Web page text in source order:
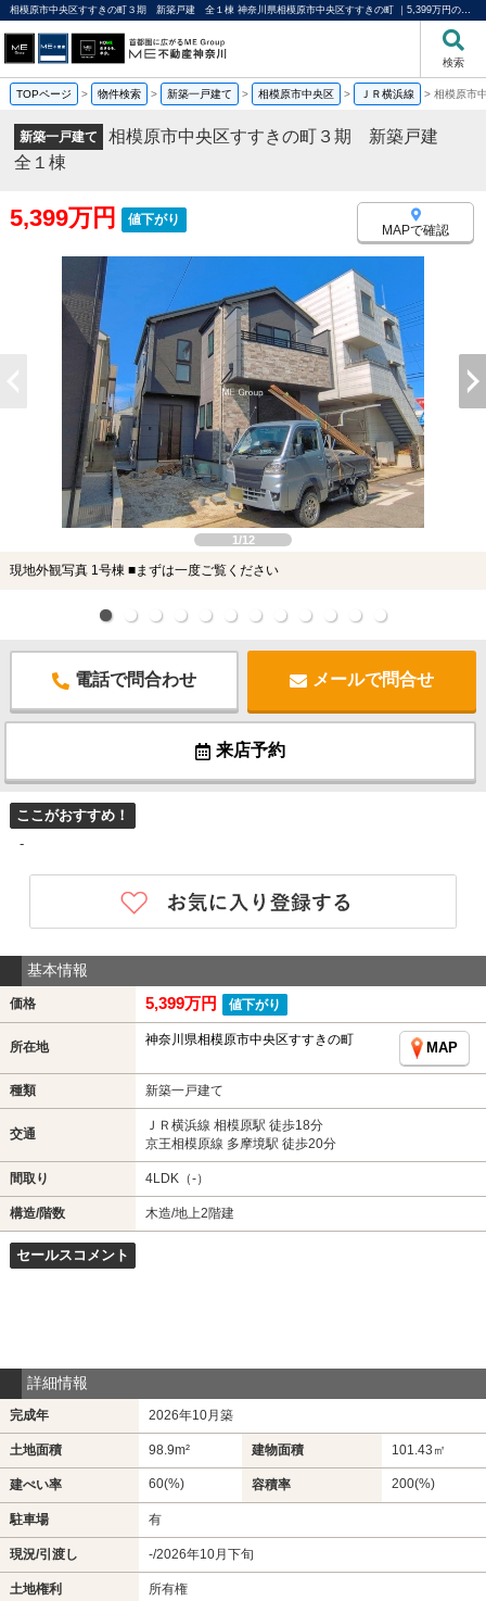
相模原市中央区すすきの町３期 新築戸建 全１棟 神奈川県相模原市中央区すすきの町 ｜5,399万円の新築一戸建て｜分譲住宅や新築物件｜ME不動産神奈川
検索
TOPページ > 物件検索 > 新築一戸建て > 相模原市中央区 > ＪＲ横浜線 > 相模原市
新築一戸建て
相模原市中央区すすきの町３期 新築戸建
全１棟
5,399万円 値下がり
MAPで確認
1/12
現地外観写真 1号棟 ■まずは一度ご覧ください
電話で問合わせ メールで問合せ
来店予約
ここがおすすめ！
-
基本情報
価格 5,399万円 値下がり
所在地 神奈川県相模原市中央区すすきの町
MAP
種類 新築一戸建て
交通
ＪＲ横浜線 相模原駅 徒歩18分
京王相模原線 多摩境駅 徒歩20分
間取り 4LDK（-）
構造/階数 木造/地上2階建
セールスコメント
詳細情報
完成年 2026年10月築
土地面積 98.9m² 建物面積 101.43㎡
建ぺい率 60(%) 容積率 200(%)
駐車場 有
現況/引渡し -/2026年10月下旬
土地権利 所有権